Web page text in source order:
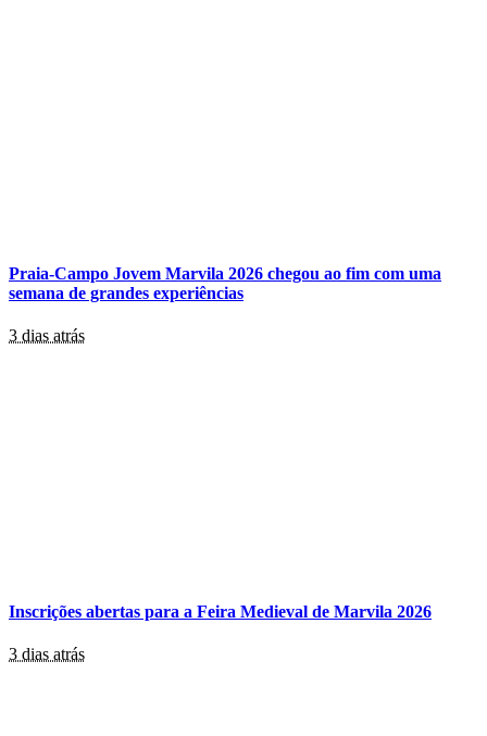
Praia-Campo Jovem Marvila 2026 chegou ao fim com uma
semana de grandes experiências
3 dias atrás
Inscrições abertas para a Feira Medieval de Marvila 2026
3 dias atrás